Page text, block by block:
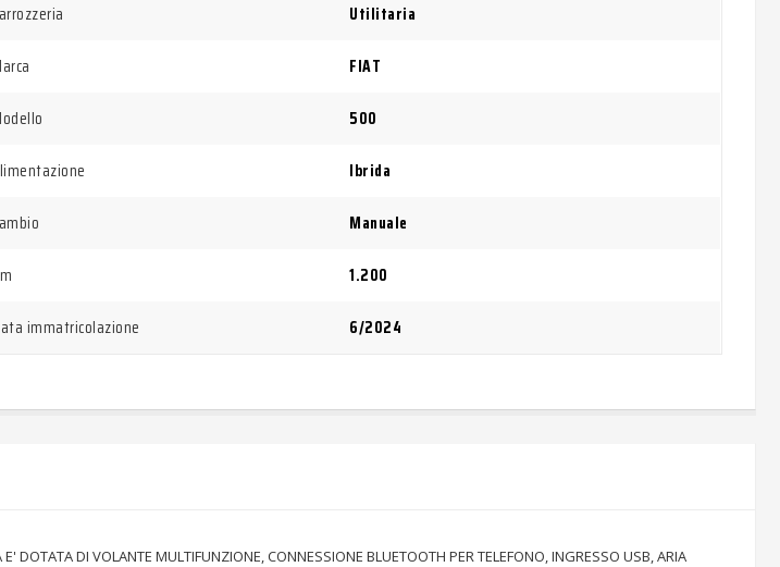
Utilitaria
FIAT
500
Ibrida
Manuale
1.200
immatricolazione
6/2024
DOTATA DI VOLANTE MULTIFUNZIONE, CONNESSIONE BLUETOOTH PER TELEFONO, INGRESSO USB, ARIA